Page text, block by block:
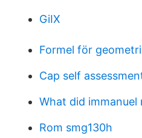
GiIX
Formel för
Cap self
What did immanuel
Rom smg130h